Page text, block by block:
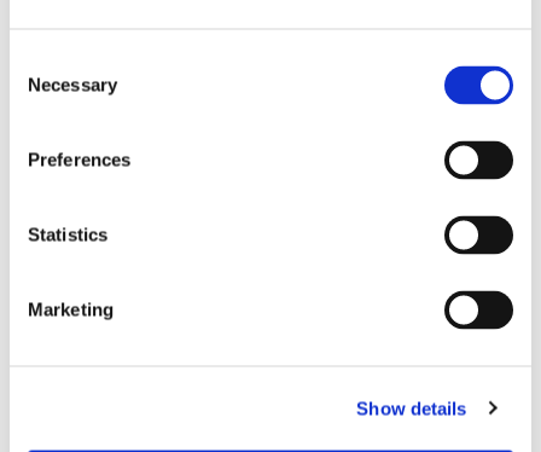
Selection
Necessary
Preferences
Statistics
Marketing
Show details
Lars ”Lasse” Fransén